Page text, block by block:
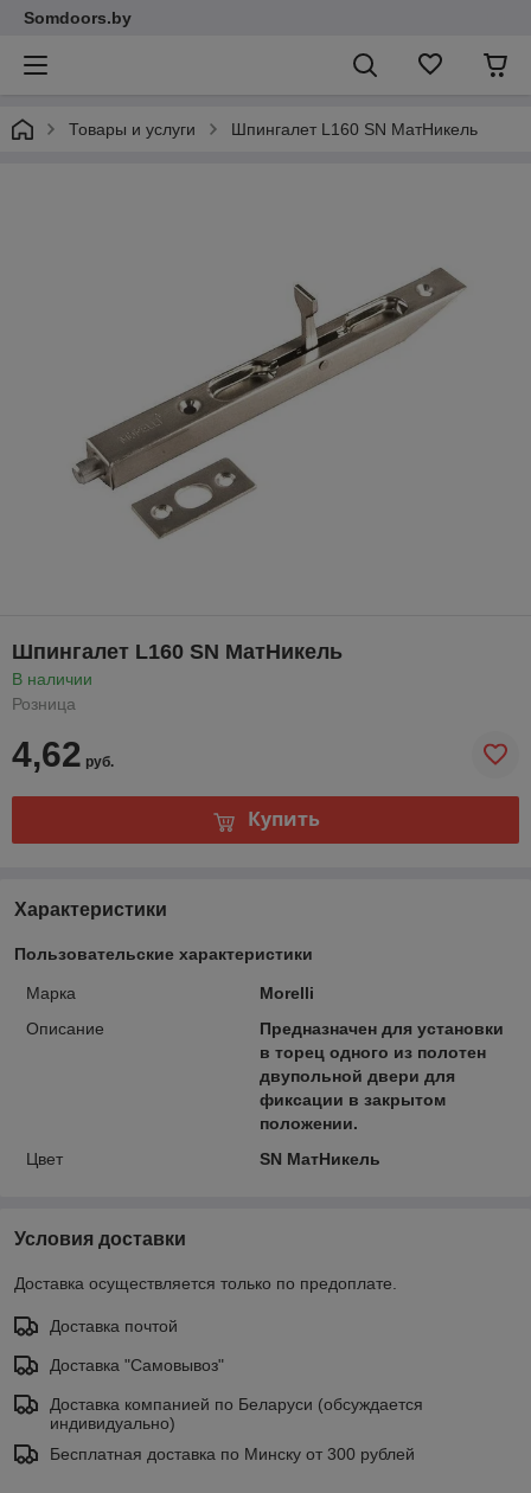
Somdoors.by
Товары и услуги Шпингалет L160 SN МатНикель
Шпингалет L160 SN МатНикель
В наличии
Розница
4,62 руб.
Купить
Характеристики
Пользовательские характеристики
Марка
Morelli
Описание
Предназначен для установки
в торец одного из полотен
двупольной двери для
фиксации в закрытом
положении.
Цвет
SN МатНикель
Условия доставки
Доставка осуществляется только по предоплате.
Доставка почтой
Доставка "Самовывоз"
Доставка компанией по Беларуси (обсуждается
индивидуально)
Бесплатная доставка по Минску от 300 рублей